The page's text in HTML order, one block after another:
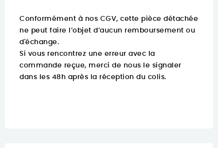
Conformément à nos CGV, cette pièce détachée
ne peut faire l’objet d’aucun remboursement ou
d'échange.
Si vous rencontrez une erreur avec la
commande reçue, merci de nous le signaler
dans les 48h après la réception du colis.